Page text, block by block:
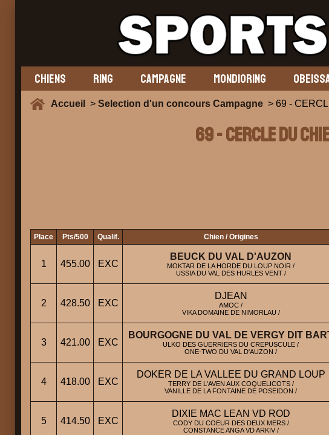
CHIENS RING CAMPAGNE MONDIORING
Accueil > Selection d'un concours Campagne > 69 -
69 - CERCLE DU
Place Pts/500 Qualif. Chien / Origines
1 455.00 EXC
BEUCK DU VAL D'AUZON
MOKTAR DE LA HORDE DU LOUP NOIR /
USSIA DU VAL DES HURLES VENT /
2 428.50 EXC
DJEAN
AMOC /
VIKA DOMAINE DE NIMORLAU /
3 421.00 EXC
BOURGOGNE DU VAL DE VERGY DIT
ULKO DES GUERRIERS DU CREPUSCULE /
ONE-TWO DU VAL D'AUZON /
4 418.00 EXC
DOKER DE LA VALLEE DU GRAND LOUP
TERRY DE L'AVEN AUX COQUELICOTS /
VANILLE DE LA FONTAINE DE POSEIDON /
5 414.50 EXC
DIXIE MAC LEAN VD ROD
CODY DU COEUR DES DEUX MERS /
CONSTANCE ANGA VD ARKIV /